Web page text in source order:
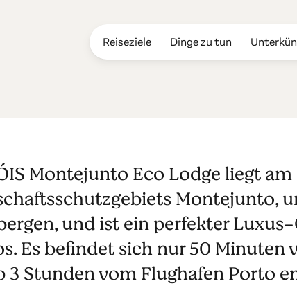
Reiseziele Dinge zu tun
Eco
Montejunto Eco Lodge liegt am
Montejunto,
und ist ein perfekter
Es befindet sich nur 50 Minuten
3 Stunden vom Flughafen Porto